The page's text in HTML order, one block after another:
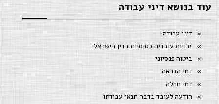
עוד בנושא דיני עבודה
דיני עבודה
זכויות עובדים בסיסיות בדין הישראלי
ביטוח פנסיוני
דמי הבראה
דמי מחלה
הודעה לעובד בדבר תנאי עבודתו